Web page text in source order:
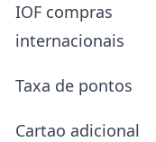
IOF compras
internacionais
Taxa de pontos
Cartao adicional